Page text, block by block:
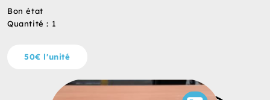
Bon état
Quantité : 1
50€ l'unité